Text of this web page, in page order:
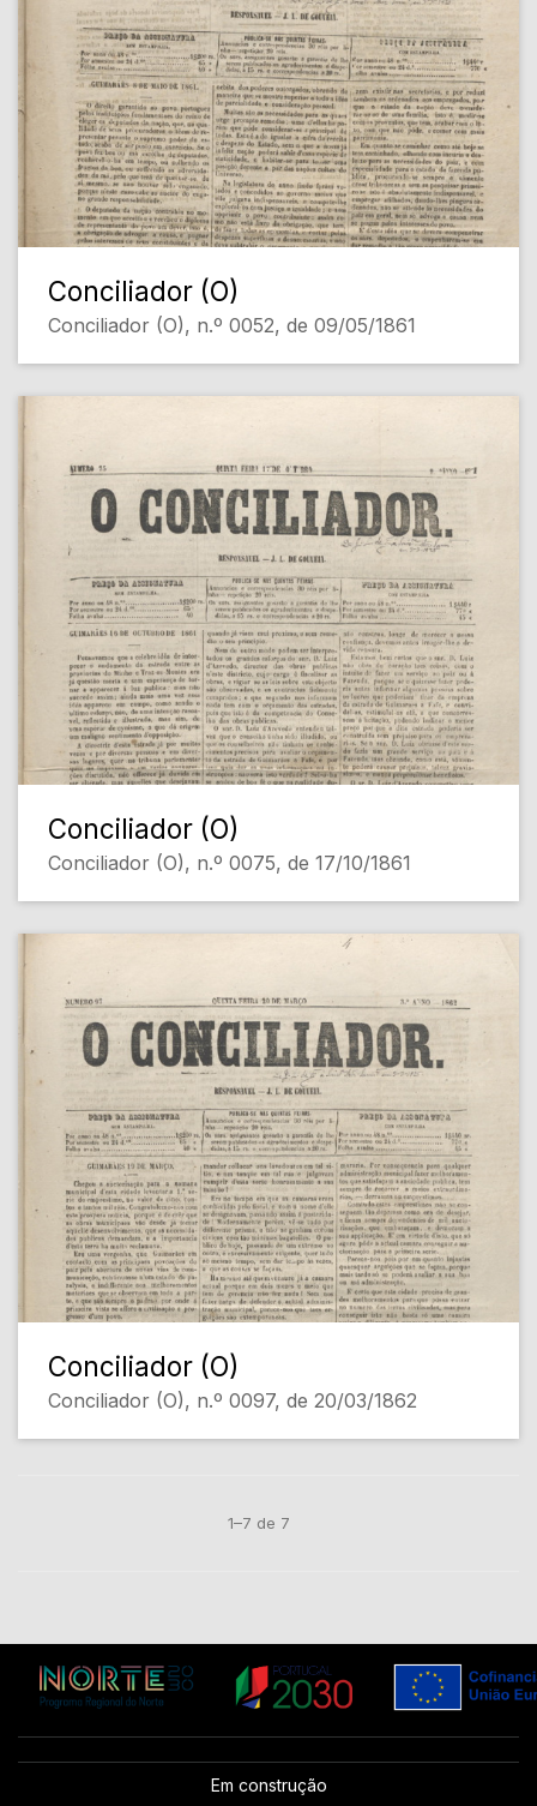
Conciliador (O)
Conciliador (O), n.º 0052, de 09/05/1861
Conciliador (O)
Conciliador (O), n.º 0075, de 17/10/1861
Conciliador (O)
Conciliador (O), n.º 0097, de 20/03/1862
1–7 de 7
Em construção